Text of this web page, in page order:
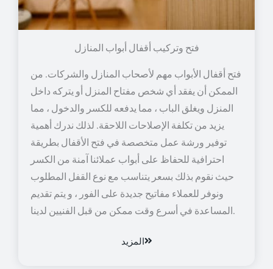
فتح وتركيب أقفال أبواب المنازل
فتح أقفال الأبواب مهم لأصحاب المنازل والشركات. من
الممكن أن يفقد أي شخص مفتاح المنزل أو يتركه داخل
المنزل ويغلق الباب ، مما يدفعه للكسر والدخول ، مما
يزيد من تكلفة الإصلاحات اللاحقة. لذلك ندرك أهمية
توفير ورشة عمل متخصصة في فتح الأقفال بطريقة
احترافية للحفاظ على أبواب عملائنا آمنة من الكسر
حيث نقوم بذلك بسعر يتناسب مع نوع القفل المطلوب
ونوفر للعملاء مفاتيح جديدة على الفور ، و يتم تقديم
المساعدة في أسرع وقت ممكن من قبل الفنيين لدينا.
المزيد